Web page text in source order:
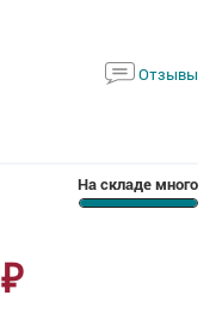
Отзывы
На складе много
₽